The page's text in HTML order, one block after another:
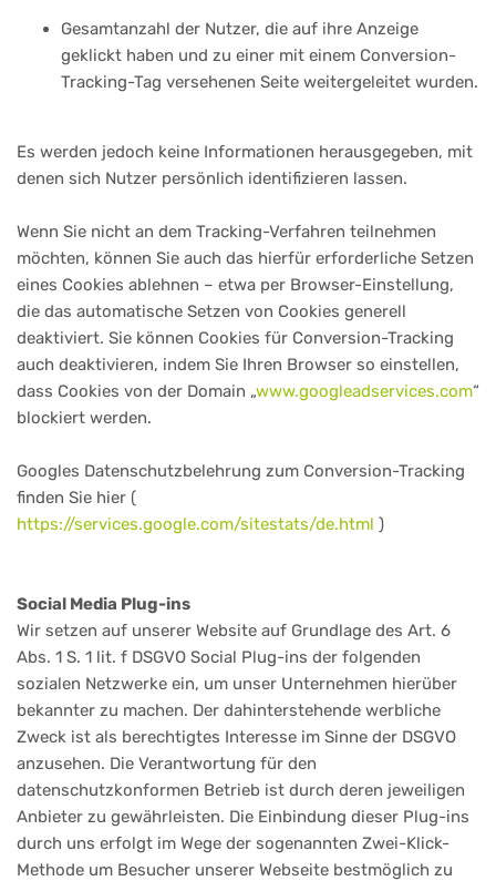
Gesamtanzahl der Nutzer, die auf ihre Anzeige
geklickt haben und zu einer mit einem Conversion-
Tracking-Tag versehenen Seite weitergeleitet wurden.
Es werden jedoch keine Informationen herausgegeben, mit
denen sich Nutzer persönlich identifizieren lassen.
Wenn Sie nicht an dem Tracking-Verfahren teilnehmen
möchten, können Sie auch das hierfür erforderliche Setzen
eines Cookies ablehnen – etwa per Browser-Einstellung,
die das automatische Setzen von Cookies generell
deaktiviert. Sie können Cookies für Conversion-Tracking
auch deaktivieren, indem Sie Ihren Browser so einstellen,
dass Cookies von der Domain „www.googleadservices.com“
blockiert werden.
Googles Datenschutzbelehrung zum Conversion-Tracking
finden Sie hier (
https://services.google.com/sitestats/de.html )
Social Media Plug-ins
Wir setzen auf unserer Website auf Grundlage des Art. 6
Abs. 1 S. 1 lit. f DSGVO Social Plug-ins der folgenden
sozialen Netzwerke ein, um unser Unternehmen hierüber
bekannter zu machen. Der dahinterstehende werbliche
Zweck ist als berechtigtes Interesse im Sinne der DSGVO
anzusehen. Die Verantwortung für den
datenschutzkonformen Betrieb ist durch deren jeweiligen
Anbieter zu gewährleisten. Die Einbindung dieser Plug-ins
durch uns erfolgt im Wege der sogenannten Zwei-Klick-
Methode um Besucher unserer Webseite bestmöglich zu